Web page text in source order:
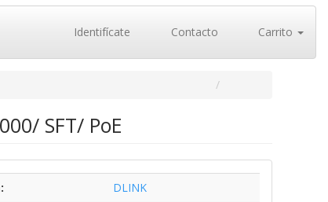
Identifícate Contacto Carrito
SFT/ PoE
DLINK